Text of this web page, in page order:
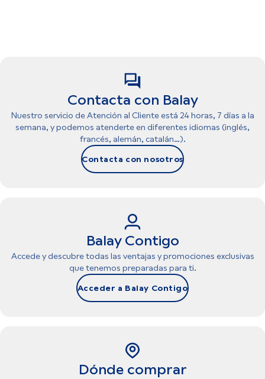
Contacta con Balay
Nuestro servicio de Atención al Cliente está 24 horas, 7 días a la
semana, y podemos atenderte en diferentes idiomas (inglés,
francés, alemán, catalán…).
Contacta con nosotros
Balay Contigo
Accede y descubre todas las ventajas y promociones exclusivas
que tenemos preparadas para ti.
Acceder a Balay Contigo
Dónde comprar